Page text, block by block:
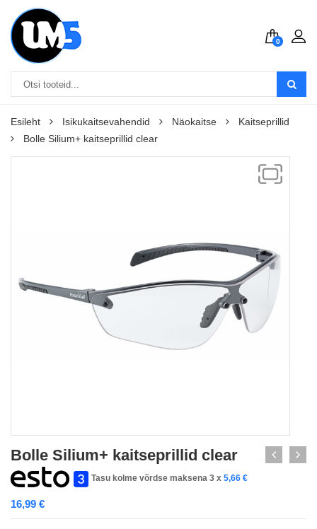
0
Esileht Isikukaitsevahendid Näokaitse
Kaitseprillid
Bolle Silium+ kaitseprillid clear
Bolle Silium+ kaitseprillid clear
Tasu kolme võrdse maksena 3 x 5,66 €
16,99 €